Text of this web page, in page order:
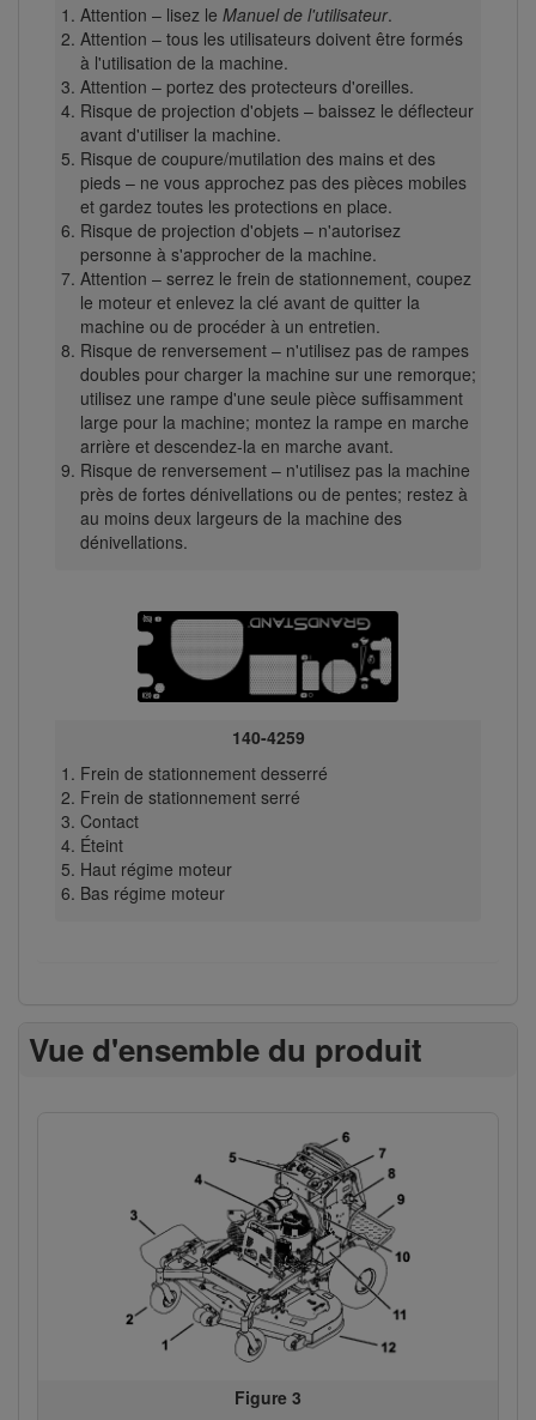
Attention – lisez le Manuel de l'utilisateur.
Attention – tous les utilisateurs doivent être formés
à l'utilisation de la machine.
Attention – portez des protecteurs d'oreilles.
Risque de projection d'objets – baissez le déflecteur
avant d'utiliser la machine.
Risque de coupure/mutilation des mains et des
pieds – ne vous approchez pas des pièces mobiles
et gardez toutes les protections en place.
Risque de projection d'objets – n'autorisez
personne à s'approcher de la machine.
Attention – serrez le frein de stationnement, coupez
le moteur et enlevez la clé avant de quitter la
machine ou de procéder à un entretien.
Risque de renversement – n'utilisez pas de rampes
doubles pour charger la machine sur une remorque;
utilisez une rampe d'une seule pièce suffisamment
large pour la machine; montez la rampe en marche
arrière et descendez-la en marche avant.
Risque de renversement – n'utilisez pas la machine
près de fortes dénivellations ou de pentes; restez à
au moins deux largeurs de la machine des
dénivellations.
140-4259
Frein de stationnement desserré
Frein de stationnement serré
Contact
Éteint
Haut régime moteur
Bas régime moteur
Vue d'ensemble du produit
Figure 3